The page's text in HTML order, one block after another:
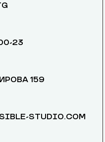
23
159
STUDIO.COM